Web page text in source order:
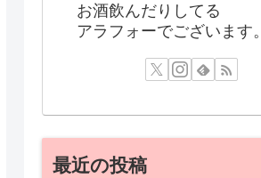
お酒飲んだりしてる
アラフォーでございます。
最近の投稿